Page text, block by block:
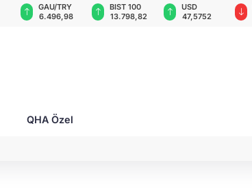
BIST 100
13.798,82
USD
47,5752
EUR
54,8177
QHA Özel